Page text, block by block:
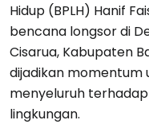
Hidup (BPLH) Hanif
bencana longsor di
Cisarua, Kabupaten
dijadikan momentum
menyeluruh
lingkungan.